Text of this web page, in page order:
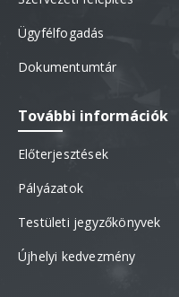
Ügyfélfogadás
Dokumentumtár
További információk
Előterjesztések
Pályázatok
Testületi jegyzőkönyvek
Újhelyi kedvezmény